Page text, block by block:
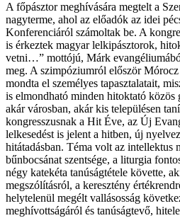
A főpásztor meghívására megtelt a
nagyterme, ahol az előadók az idei
Konferenciáról számoltak be. A
is érkeztek magyar lelkipásztorok,
vetni…” mottójú, Márk
meg. A szimpóziumról először
mondta el személyes tapasztalatait,
is elmondható minden hitoktató
akár városban, akár kis településen
kongresszusnak a Hit Éve, az Új
lelkesedést is jelent a hitben, új
hitátadásban. Téma volt az intellektus
bűnbocsánat szentsége, a liturgia
négy katekéta tanúságtétele követte,
megszólításról, a keresztény
helytelenül megélt vallásosság
meghívottságáról és tanúságtevő,